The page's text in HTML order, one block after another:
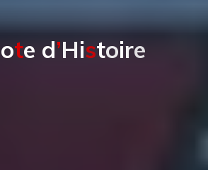
ote d’Histoire